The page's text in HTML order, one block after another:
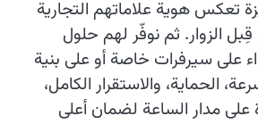
تعكس هوية علاماتهم التجارية
الزوار. ثم نوفّر لهم حلول
على سيرفرات خاصة أو على بنية
الحماية، والاستقرار الكامل،
مدار الساعة لضمان أعلى